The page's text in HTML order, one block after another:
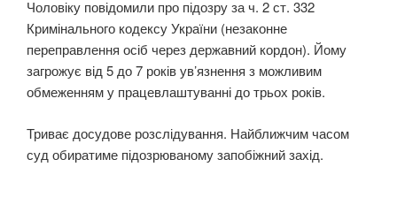
Чоловіку повідомили про підозру за ч. 2 ст. 332
Кримінального кодексу України (незаконне
переправлення осіб через державний кордон). Йому
загрожує від 5 до 7 років ув’язнення з можливим
обмеженням у працевлаштуванні до трьох років.
Триває досудове розслідування. Найближчим часом
суд обиратиме підозрюваному запобіжний захід.